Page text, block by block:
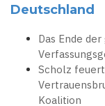
Deutschland
Das Ende
Scholz
Koalition